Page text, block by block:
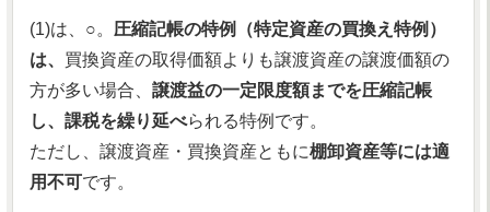
(1)は、○。 圧縮記帳の特例（特定資産の買換え特例）
は、 買換資産の取得価額よりも譲渡資産の譲渡価額の
方が多い場合、 譲渡益の一定限度額までを圧縮記帳
し、課税を繰り延べられる特例です。
ただし、譲渡資産・買換資産ともに棚卸資産等には適
用不可です。